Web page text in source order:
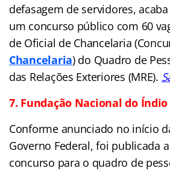
defasagem de servidores,
um concurso público com 60
de Oficial de Chancelaria
Chancelaria) do Quadro de
das Relações Exteriores (MRE).
7. Fundação Nacional do Índio
Conforme anunciado no início
Governo Federal, foi publicada
concurso para o quadro de